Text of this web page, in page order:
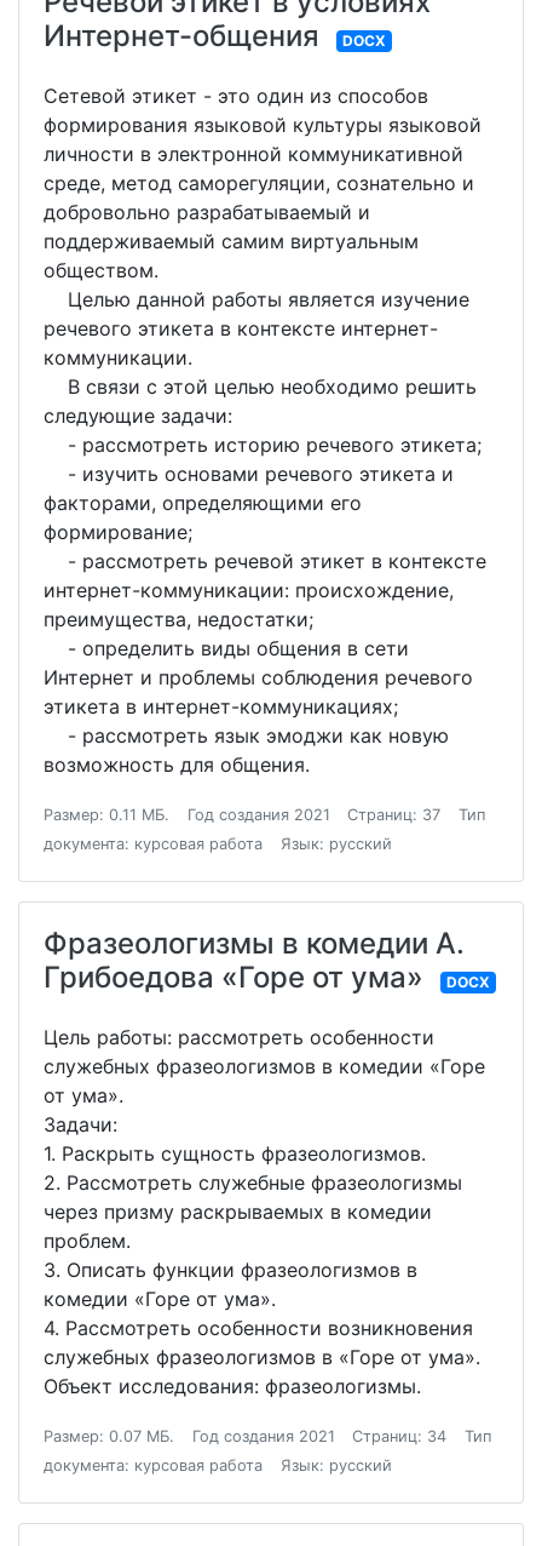
Интернет-общения
DOCX
Сетевой этикет - это один из способов
формирования языковой культуры языковой
личности в электронной коммуникативной
среде, метод саморегуляции, сознательно и
добровольно разрабатываемый и
поддерживаемый самим виртуальным
обществом.
Целью данной работы является изучение
речевого этикета в контексте интернет-
коммуникации.
В связи с этой целью необходимо решить
следующие задачи:
- рассмотреть историю речевого этикета;
- изучить основами речевого этикета и
факторами, определяющими его
формирование;
- рассмотреть речевой этикет в контексте
интернет-коммуникации: происхождение,
преимущества, недостатки;
- определить виды общения в сети
Интернет и проблемы соблюдения речевого
этикета в интернет-коммуникациях;
- рассмотреть язык эмоджи как новую
возможность для общения.
Размер: 0.11 МБ. Год создания 2021 Страниц: 37
Тип
документа: курсовая работа
Язык: русский
Фразеологизмы в комедии А.
Грибоедова «Горе от ума»
DOCX
Цель работы: рассмотреть особенности
служебных фразеологизмов в комедии «Горе
от ума».
Задачи:
1. Раскрыть сущность фразеологизмов.
2. Рассмотреть служебные фразеологизмы
через призму раскрываемых в комедии
проблем.
3. Описать функции фразеологизмов в
комедии «Горе от ума».
4. Рассмотреть особенности возникновения
служебных фразеологизмов в «Горе от ума».
Объект исследования: фразеологизмы.
Размер: 0.07 МБ. Год создания 2021 Страниц: 34
Тип
документа: курсовая работа
Язык: русский